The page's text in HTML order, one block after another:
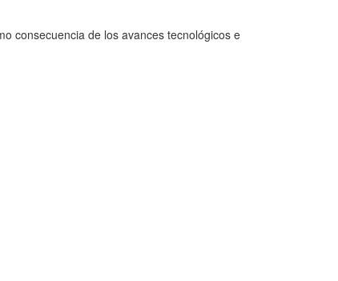
consecuencia de los avances tecnológicos e